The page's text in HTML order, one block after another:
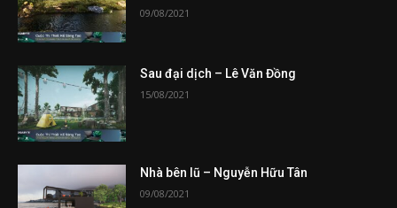
09/08/2021
Sau đại dịch – Lê Văn Đồng
15/08/2021
Nhà bên lũ – Nguyễn Hữu Tân
09/08/2021